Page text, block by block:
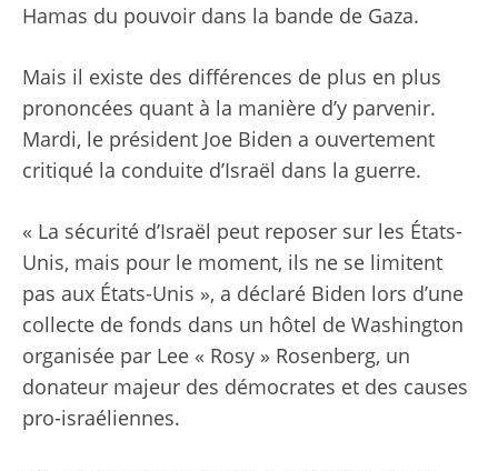
Hamas du pouvoir dans la bande de Gaza.
Mais il existe des différences de plus en plus
prononcées quant à la manière d’y parvenir.
Mardi, le président Joe Biden a ouvertement
critiqué la conduite d’Israël dans la guerre.
« La sécurité d’Israël peut reposer sur les États-
Unis, mais pour le moment, ils ne se limitent
pas aux États-Unis », a déclaré Biden lors d’une
collecte de fonds dans un hôtel de Washington
organisée par Lee « Rosy » Rosenberg, un
donateur majeur des démocrates et des causes
pro-israéliennes.